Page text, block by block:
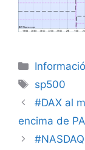
Etiquetas
sp500
#DAX al
encima de